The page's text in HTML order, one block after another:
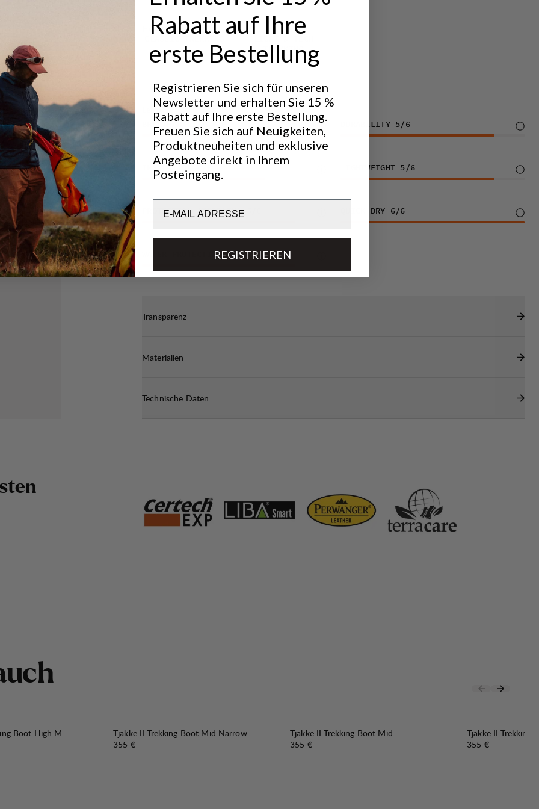
PU-
für
einer
Polyester
Hervorragend für
TREKKING
Leistung
DURABILITY 5/6
INSULATION LIGHTWEIGHT 5 /6
PROTECTION (TERRAIN) QUICK-DRY 6/6
WATER PROTECTION 5/6
Transparenz
Materialien
Technische Daten
sten
uch
Boot High M
Tjakke II Trekking Boot Mid Narrow
Preis:
355 €
Tjakke II Trekking Boot Mid
Preis:
355 €
Tjakke II Trekking
Preis:
355 €
Rabatt auf Ihre
erste Bestellung
Registrieren Sie sich für unseren
Newsletter und erhalten Sie 15 %
Rabatt auf Ihre erste Bestellung.
Freuen Sie sich auf Neuigkeiten,
Produktneuheiten und exklusive
Angebote direkt in Ihrem
Posteingang.
REGISTRIEREN